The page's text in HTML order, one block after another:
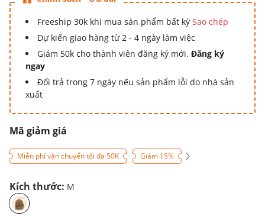
Freeship 30k khi mua sản phẩm bất kỳ Sao chép
Dự kiến giao hàng từ 2 - 4 ngày làm việc
Giảm 50k cho thành viên đăng ký mới. Đăng ký
ngay
Đổi trả trong 7 ngày nếu sản phẩm lỗi do nhà sản
xuất
Mã giảm giá
Miễn phí vận chuyển tối đa 50K Giảm 15%
Kích thước: M